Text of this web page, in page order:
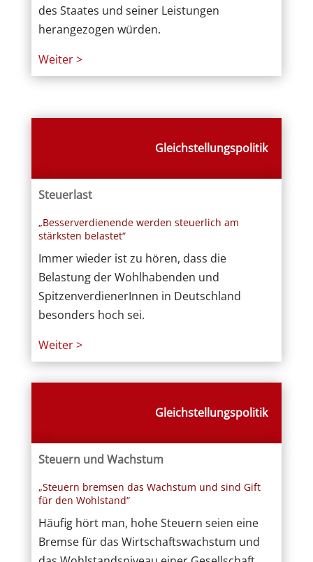
des Staates und seiner Leistungen
herangezogen würden.
Weiter >
Gleichstellungspolitik
Steuerlast
„Besserverdienende werden steuerlich am
stärksten belastet“
Immer wieder ist zu hören, dass die
Belastung der Wohlhabenden und
SpitzenverdienerInnen in Deutschland
besonders hoch sei.
Weiter >
Gleichstellungspolitik
Steuern und Wachstum
„Steuern bremsen das Wachstum und sind Gift
für den Wohlstand“
Häufig hört man, hohe Steuern seien eine
Bremse für das Wirtschaftswachstum und